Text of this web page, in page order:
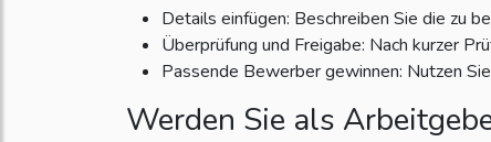
Details einfügen: Beschreiben Sie die zu
Überprüfung und Freigabe: Nach kurzer
Passende Bewerber gewinnen: Nutzen
Werden Sie als